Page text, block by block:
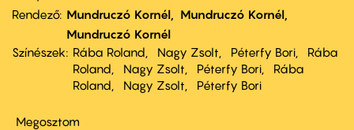
Rendező Mundruczó Kornél
Mundruczó Kornél
Mundruczó Kornél
Színészek
Rába Roland Nagy Zsolt Péterfy Bori
Rába
Roland
Nagy Zsolt Péterfy Bori
Rába
Roland
Nagy Zsolt Péterfy Bori
Megosztom